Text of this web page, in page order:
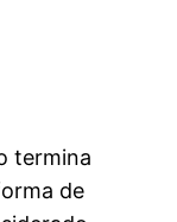
termina
de